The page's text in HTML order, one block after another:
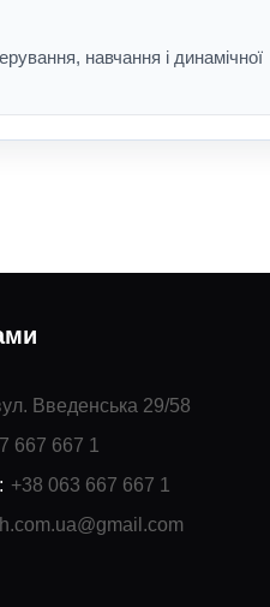
навчання і динамічної
Введенська 29/58
667 667 1
+38 063 667 667 1